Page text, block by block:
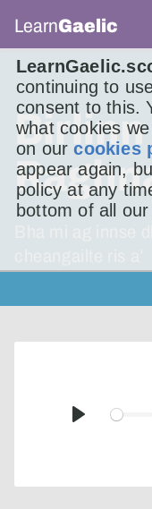
continuing to
consent to this.
what cookies
on ourcookies
appear again,
policy at any
bottom of all
LearnGaelic
Birlinn
Bha mi ag innse
Play